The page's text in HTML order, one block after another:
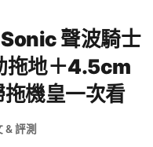
聲波騎士
拖地＋4.5cm
機皇一次看
& 評測